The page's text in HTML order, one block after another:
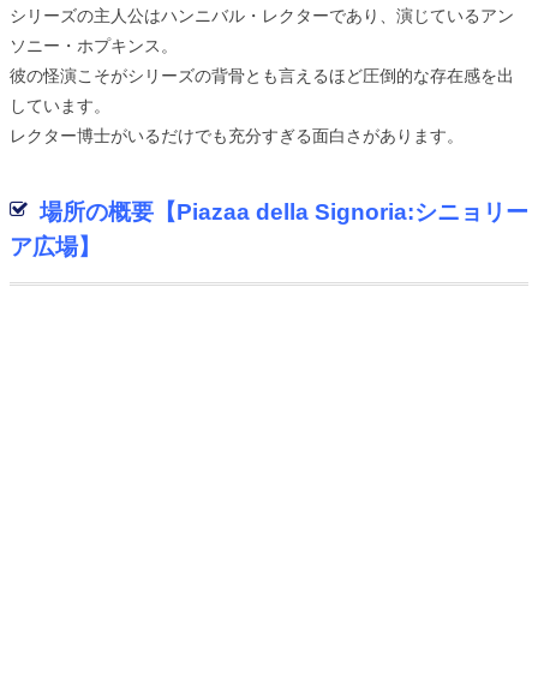
シリーズの主人公はハンニバル・レクターであり、演じているアン
ソニー・ホプキンス。
彼の怪演こそがシリーズの背骨とも言えるほど圧倒的な存在感を出
しています。
レクター博士がいるだけでも充分すぎる面白さがあります。
場所の概要【Piazaa della Signoria:シニョリー
ア広場】